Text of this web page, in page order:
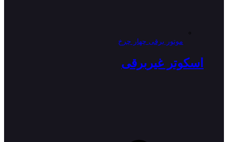
موتور برقی چهار چرخ
اسکوتر غیربرقی